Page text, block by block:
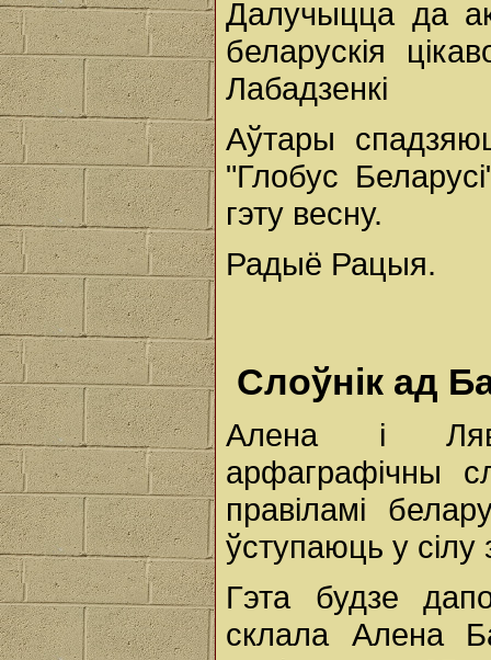
Далучыцца да
беларускія
Лабадзенкі
Аўтары
"Глобус
гэту весну.
Радыё Рацыя.
Слоўнік ад
Алена і
арфаграфічны
правіламі
ўступаюць у сілу
Гэта будзе
склала Алена